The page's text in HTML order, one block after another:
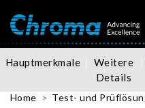
Hauptmerkmale
Weitere
Details
Home Test- und